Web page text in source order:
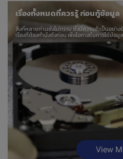
เรื่องทั้งหมดที่ควรรู้ ก่อนกู้ข้อมูล
สิ่งที่หลายท่านยังไม่ทราบ ซึ่งมีความจำเป็นอย่าง
เรื่องที่ต้องคำนึงถึงก่อน เพื่อโอกาสในการได้ข้อมู
View